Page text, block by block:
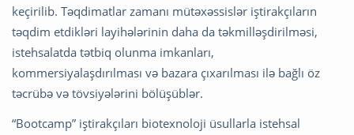
keçirilib. Təqdimatlar zamanı mütəxəssislər iştirakçıların
təqdim etdikləri layihələrinin daha da təkmilləşdirilməsi,
istehsalatda tətbiq olunma imkanları,
kommersiyalaşdırılması və bazara çıxarılması ilə bağlı öz
təcrübə və tövsiyələrini bölüşüblər.
“Bootcamp” iştirakçıları biotexnoloji üsullarla istehsal